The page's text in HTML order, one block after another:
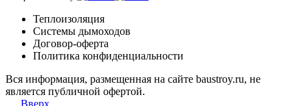
Теплоизоляция
Системы дымоходов
Договор-оферта
Политика конфиденциальности
Вся информация, размещенная на сайте baustroy.ru, не
является публичной офертой.